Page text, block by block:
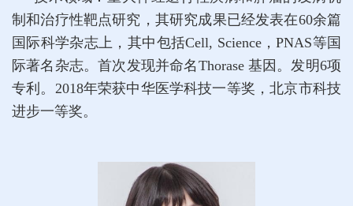
制和治疗性靶点研究，其研究成果已经发表在60余篇
国际科学杂志上，其中包括Cell, Science，PNAS等国
际著名杂志。首次发现并命名Thorase 基因。发明6项
专利。2018年荣获中华医学科技一等奖，北京市科技
进步一等奖。